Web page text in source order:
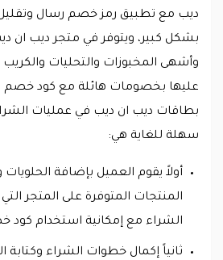
ديب مع تطبيق رمز خصم رسال وتقليل
بشكل كبير، ويتوفر في متجر ديب ان
وأشهى المخبوزات والتحليات
بطاقات ديب ان ديب في عمليات
سهلة للغاية هي:
أولاً يقوم العميل بإضافة
المنتجات المتوفرة على المتجر
الشراء مع إمكانية استخدام كود
ثانياً إكمال خطوات الشراء وكتابة